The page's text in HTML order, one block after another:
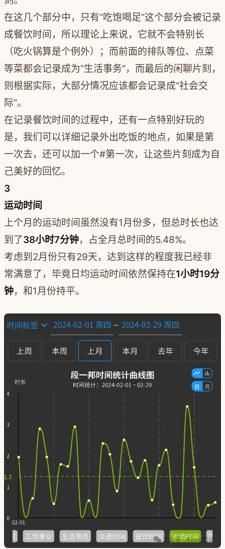
在这几个部分中，只有“吃饱喝足”这个部分会被记录
成餐饮时间，所以理论上来说，它就不会特别长
（吃火锅算是个例外）；而前面的排队等位、点菜
等菜都会记录成为“生活事务”，而最后的闲聊片刻，
则根据实际，大部分情况应该都会记录成“社会交
际”。
在记录餐饮时间的过程中，还有一点特别好玩的
是，我们可以详细记录外出吃饭的地点，如果是第
一次去，还可以加一个#第一次，让这些片刻成为自
己美好的回忆。
3
运动时间
上个月的运动时间虽然没有1月份多，但总时长也达
到了38小时7分钟，占全月总时间的5.48%。
考虑到2月份只有29天，达到这样的程度我已经非
常满意了，毕竟日均运动时间依然保持在1小时19分
钟，和1月份持平。